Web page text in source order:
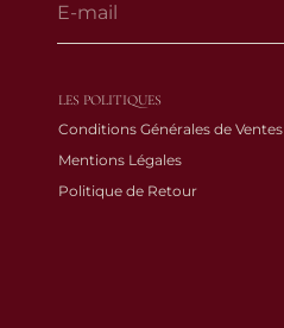
LES POLITIQUES
Conditions Générales de Ventes
Mentions Légales
Politique de Retour